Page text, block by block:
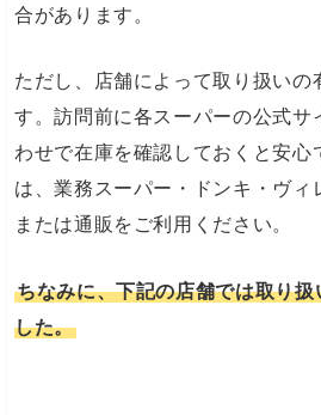
合があります。
ただし、店舗によって取り扱いの
す。訪問前に各スーパーの公式サ
わせで在庫を確認しておくと安心
は、業務スーパー・ドンキ・ヴィ
または通販をご利用ください。
ちなみに、下記の店舗では取り
した。